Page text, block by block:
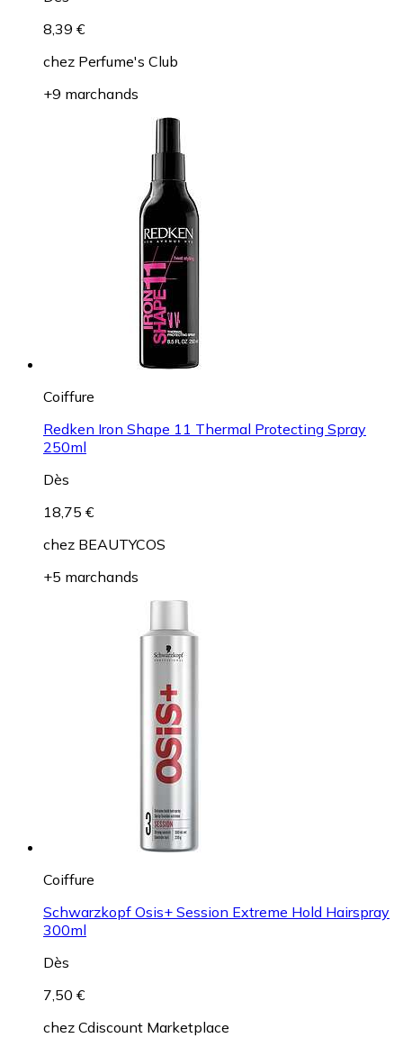
8,39 €
chez Perfume's Club
+9 marchands
Coiffure
Redken Iron Shape 11 Thermal Protecting Spray
250ml
Dès
18,75 €
chez BEAUTYCOS
+5 marchands
Coiffure
Schwarzkopf Osis+ Session Extreme Hold Hairspray
300ml
Dès
7,50 €
chez Cdiscount Marketplace